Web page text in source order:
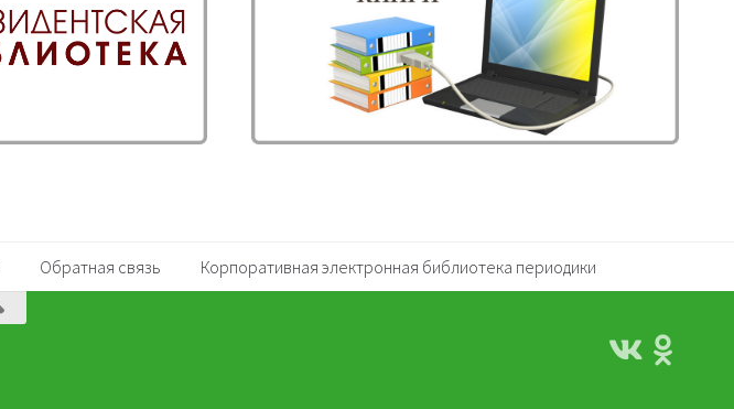
Обратная связь Корпоративная электронная библиотека периодики